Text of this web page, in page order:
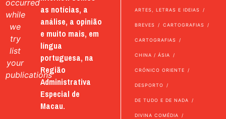
occurred
while
we
try
list
your
publications
as notícias, a
análise, a opinião
e muito mais, em
língua
portuguesa, na
Região
Administrativa
Especial de
Macau.
ARTES, LETRAS E IDEIAS
BREVES CARTOGRAFIAS
CARTOGRAFIAS
CHINA / ÁSIA
CRÓNICO ORIENTE
DESPORTO
DE TUDO E DE NADA
DIVINA COMÉDIA